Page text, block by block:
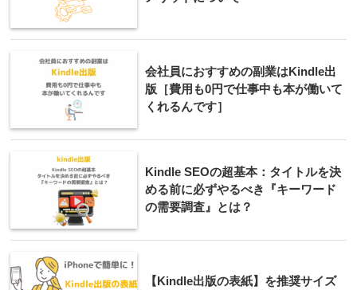
会社員におすすめの副業はKindle出
版［費用も0円で仕事中も本が働いて
くれるんです］
Kindle SEOの超基本：タイトルを決
める前に必ずやるべき『キーワード
の需要調査』とは？
【Kindle出版の表紙】を推奨サイズ